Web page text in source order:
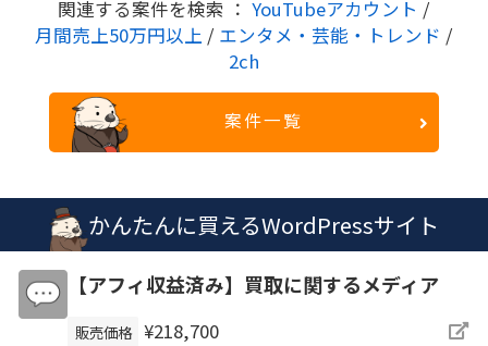
関連する案件を検索 ： YouTubeアカウント /
月間売上50万円以上 / エンタメ・芸能・トレンド /
2ch
案件一覧
かんたんに買えるWordPressサイト
【アフィ収益済み】買取に関するメディア
販売価格 ¥218,700